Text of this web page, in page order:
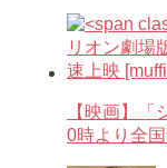
【映画】
0時より全